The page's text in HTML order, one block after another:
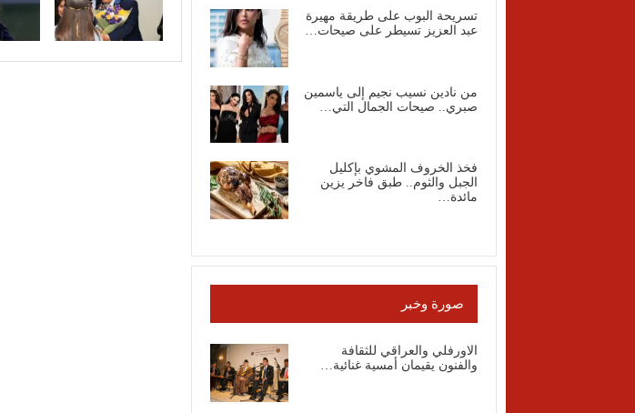
تسريحة البوب على طريقة مهيرة
عبد العزيز تسيطر على صيحات…
من نادين نسيب نجيم إلى ياسمين
صبري.. صيحات الجمال التي…
فخذ الخروف المشوي بإكليل
الجبل والثوم.. طبق فاخر يزين
مائدة…
صورة وخبر
الاورفلي والعراقي للثقافة
والفنون يقيمان أمسية غنائية…